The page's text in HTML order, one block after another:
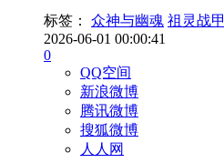
标签： 众神与幽魂 祖灵战甲
2026-06-01 00:00:41
0
QQ空间
新浪微博
腾讯微博
搜狐微博
人人网